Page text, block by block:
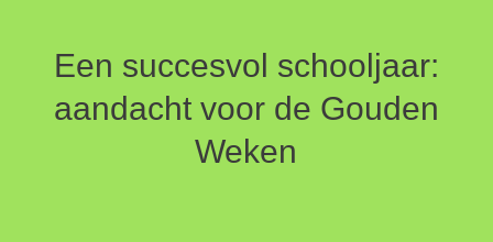
Een succesvol schooljaar:
aandacht voor de Gouden
Weken